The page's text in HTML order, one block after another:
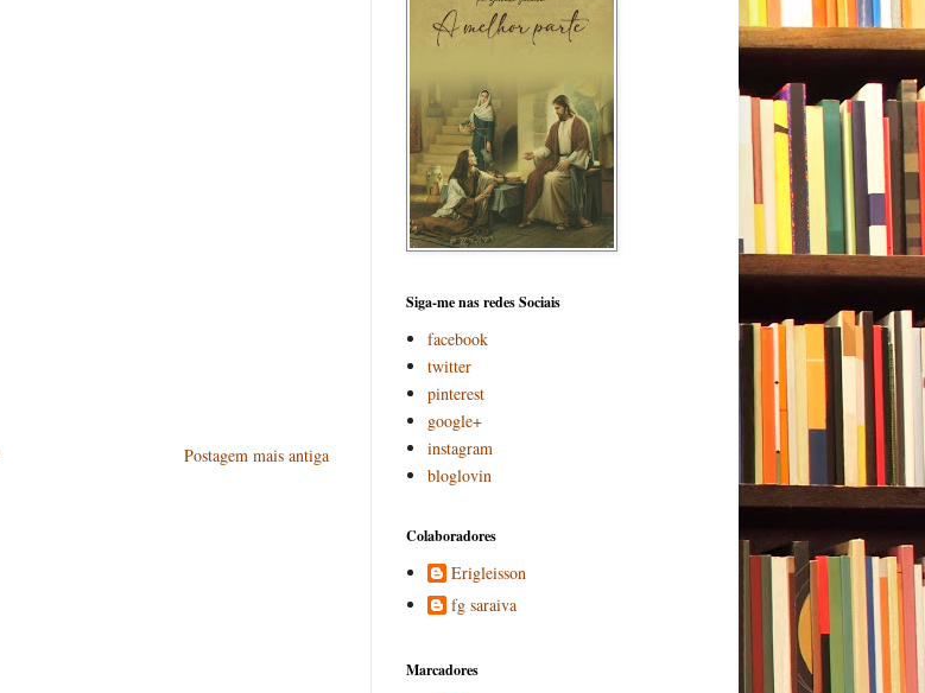
Postagem mais antiga
Siga-me nas redes Sociais
facebook
twitter
pinterest
google+
instagram
bloglovin
Colaboradores
Erigleisson
fg saraiva
Marcadores